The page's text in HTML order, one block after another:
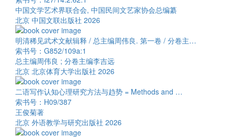
中国文学艺术界联合会, 中国民间文艺家协会总编纂
北京 中国文联出版社 2026
明清稀见武术文献辑释 / 总主编周伟良. 第一卷 / 分卷主…
索书号：G852/109a:1
总主编周伟良 ; 分卷主编李吉远
北京 北京体育大学出版社 2026
二语写作认知心理研究方法与趋势 = Methods and …
索书号：H09/387
王俊菊著
北京 外语教学与研究出版社 2026